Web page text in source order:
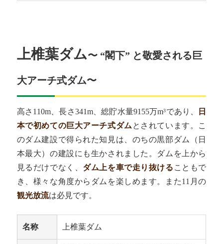
上椎葉ダム〜 “閣下” と敬愛される巨
大アーチ式ダム〜
高さ110m、長さ341m、総貯水量9155万m3であり、
日
本で初めての巨大アーチ式ダム とされています。こ
のダム建設で得られた知見は、のちの黒部ダム（日
本最大）の建設にも生かされました。ダムを上から
見るだけでなく、 ダム上を車で走り抜ける こともで
き、様々な角度からダムを楽しめます。また11月の
観光放流は必見です。
名称 上椎葉ダム